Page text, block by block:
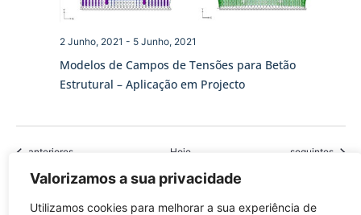
Valorizamos a sua privacidade
Utilizamos cookies para melhorar a sua experiência de
Modelos de Campos de Tensões para Betão
Estrutural – Aplicação em Projecto
2 Junho, 2021 - 5 Junho, 2021
Eventos
anteriores Hoje Eventos
seguintes
Subscrever o calendário